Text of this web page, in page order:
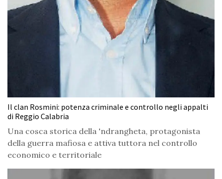
Il clan Rosmini: potenza criminale e controllo negli appalti
di Reggio Calabria
Una cosca storica della 'ndrangheta, protagonista
della guerra mafiosa e attiva tuttora nel controllo
economico e territoriale